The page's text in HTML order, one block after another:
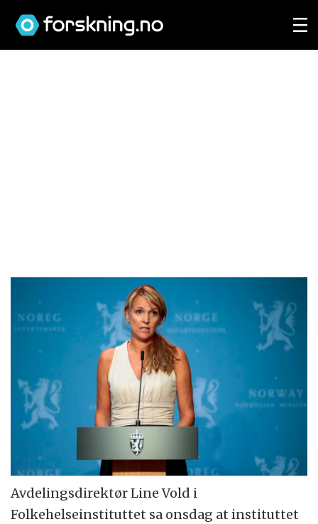
Avdelingsdirektør Line Vold i
Folkehelseinstituttet sa onsdag at instituttet